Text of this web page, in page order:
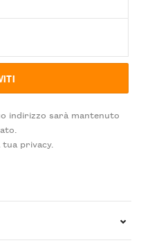
indirizzo sarà mantenuto
privacy.